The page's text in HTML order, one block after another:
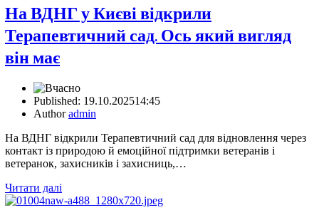
На ВДНГ у Києві відкрили
Терапевтичний сад. Ось який вигляд
він має
Published: 19.10.202514:45
Authoradmin
На ВДНГ відкрили Терапевтичний сад для відновлення через
контакт із природою й емоційної підтримки ветеранів і
ветеранок, захисників і захисниць,…
Читати далі